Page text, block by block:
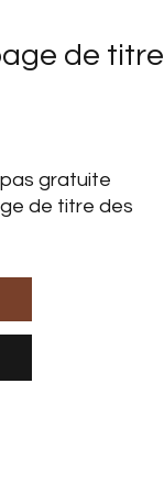
de titre
gratuite
de titre des